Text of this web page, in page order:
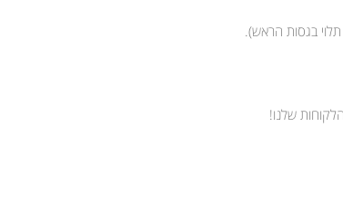
בגסות הראש).
שלנו!